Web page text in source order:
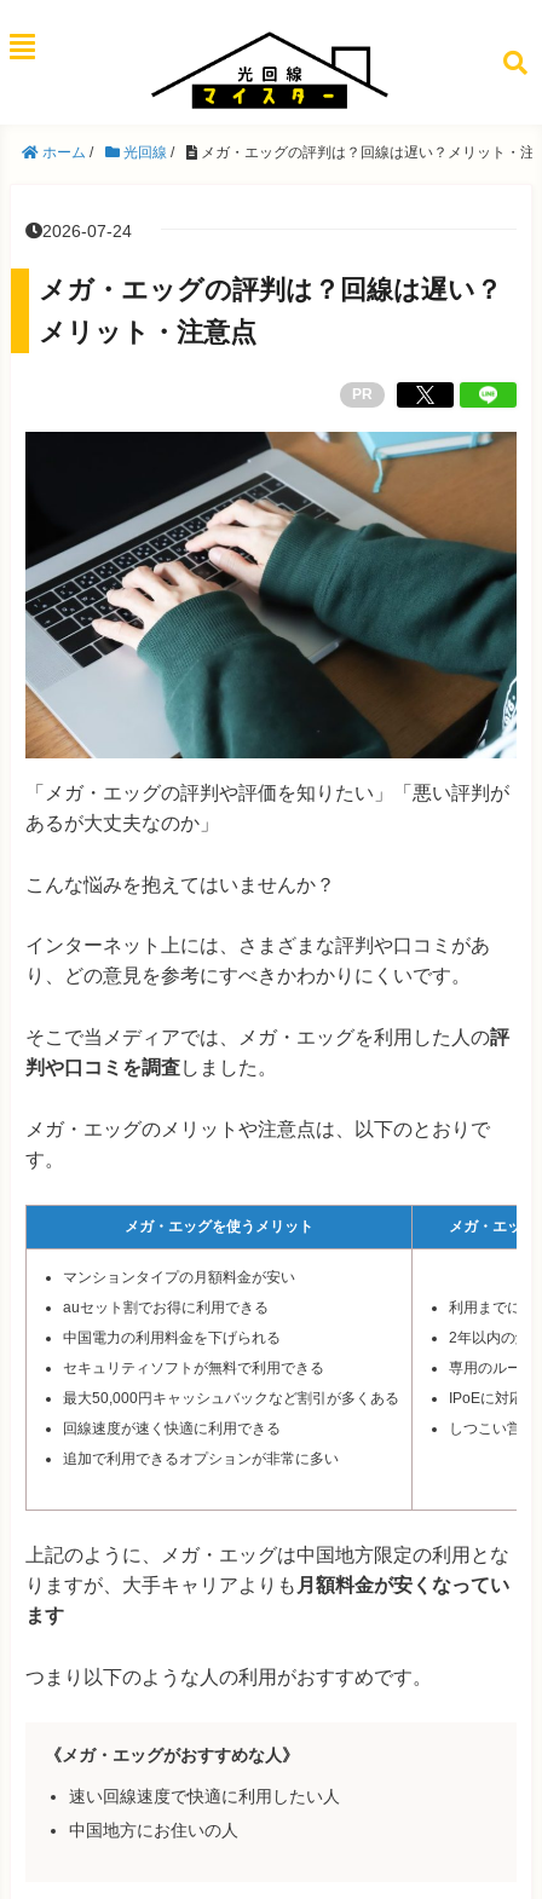
ホーム / 光回線 / メガ・エッグの評判は？回線は遅い？メリット・注
2026-07-24
メガ・エッグの評判は？回線は遅い？
メリット・注意点
PR
「メガ・エッグの評判や評価を知りたい」「悪い評判が
あるが大丈夫なのか」
こんな悩みを抱えてはいませんか？
インターネット上には、さまざまな評判や口コミがあ
り、どの意見を参考にすべきかわかりにくいです。
そこで当メディアでは、メガ・エッグを利用した人の評
判や口コミを調査しました。
メガ・エッグのメリットや注意点は、以下のとおりで
す。
メガ・エッグを使うメリット メガ・エッグ
マンションタイプの月額料金が安い
auセット割でお得に利用できる
中国電力の利用料金を下げられる
セキュリティソフトが無料で利用できる
最大50,000円キャッシュバックなど割引が多くある
回線速度が速く快適に利用できる
追加で利用できるオプションが非常に多い
利用までに約
2年以内の解
専用のルータ
IPoEに対応
しつこい営業
上記のように、メガ・エッグは中国地方限定の利用とな
りますが、大手キャリアよりも 月額料金が安くなってい
ます
つまり以下のような人の利用がおすすめです。
《メガ・エッグがおすすめな人》
速い回線速度で快適に利用したい人
中国地方にお住いの人